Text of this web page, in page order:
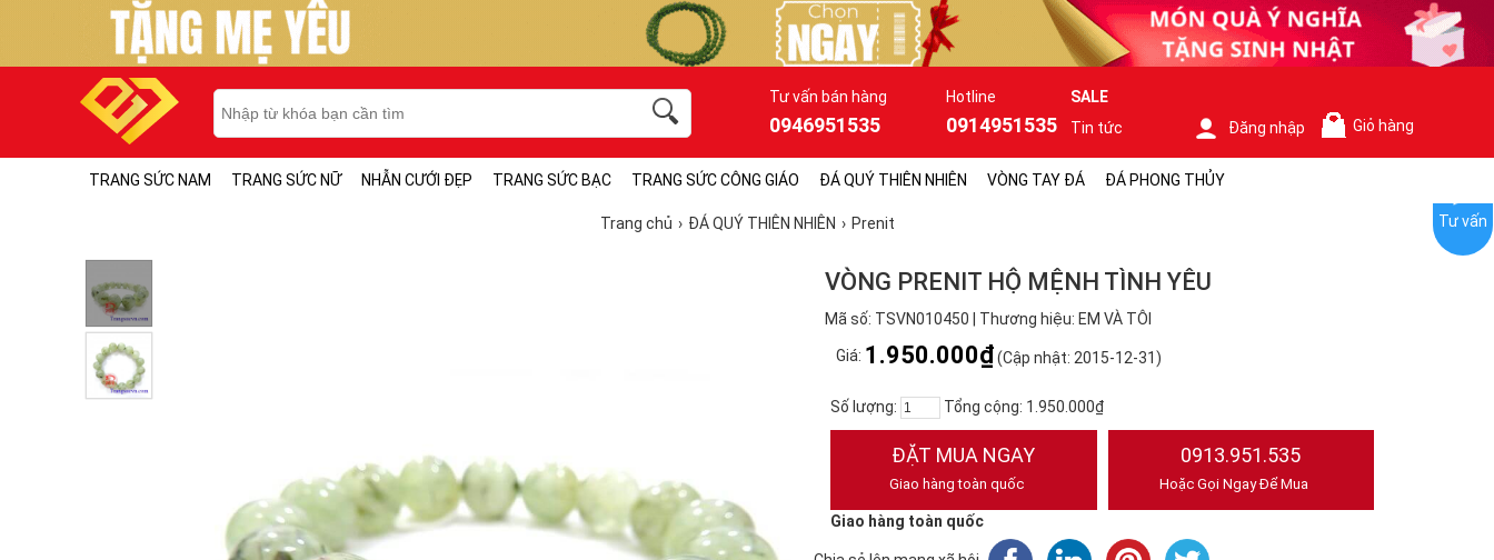
Tư vấn bán hàng
0946951535
Hotline
0914951535
SALE
Tin tức
Đăng nhập Giỏ hàng
TRANG SỨC NAM TRANG SỨC NỮ NHẪN CƯỚI ĐẸP TRANG SỨC BẠC TRANG SỨC CÔNG GIÁO ĐÁ QUÝ THIÊN NHIÊN VÒNG TAY ĐÁ ĐÁ PHONG THỦY
Trang chủ ĐÁ QUÝ THIÊN NHIÊN Prenit
VÒNG PRENIT HỘ MỆNH TÌNH YÊU
Mã số: TSVN010450 | Thương hiệu: EM VÀ TÔI
Giá: 1.950.000₫(Cập nhật: 2015-12-31)
Số lượng: Tổng cộng: 1.950.000₫
ĐẶT MUA NGAY
Giao hàng toàn quốc
0913.951.535
Hoặc Gọi Ngay Để Mua
Giao hàng toàn quốc
Tư vấn